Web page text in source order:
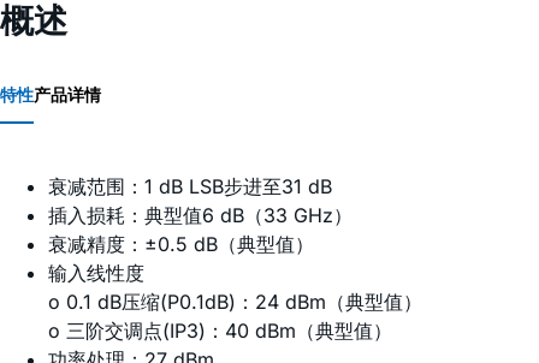
概述
特性产品详情
衰减范围：1 dB LSB步进至31 dB
插入损耗：典型值6 dB（33 GHz）
衰减精度：±0.5 dB（典型值）
输入线性度
o 0.1 dB压缩(P0.1dB)：24 dBm（典型值）
o 三阶交调点(IP3)：40 dBm（典型值）